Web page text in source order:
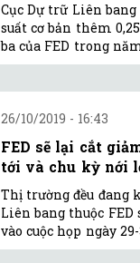
Cục Dự trữ Liên
suất cơ bản thêm
ba của FED trong
26/10/2019 - 16:43
FED sẽ lại cắt
tới và chu kỳ nới
Thị trường đều đang
Liên bang thuộc
vào cuộc họp ngày